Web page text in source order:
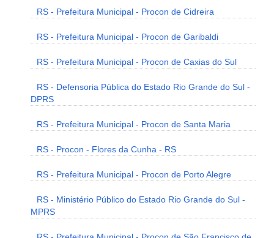
RS - Prefeitura Municipal - Procon de Cidreira
RS - Prefeitura Municipal - Procon de Garibaldi
RS - Prefeitura Municipal - Procon de Caxias do Sul
RS - Defensoria Pública do Estado Rio Grande do Sul -
DPRS
RS - Prefeitura Municipal - Procon de Santa Maria
RS - Procon - Flores da Cunha - RS
RS - Prefeitura Municipal - Procon de Porto Alegre
RS - Ministério Público do Estado Rio Grande do Sul -
MPRS